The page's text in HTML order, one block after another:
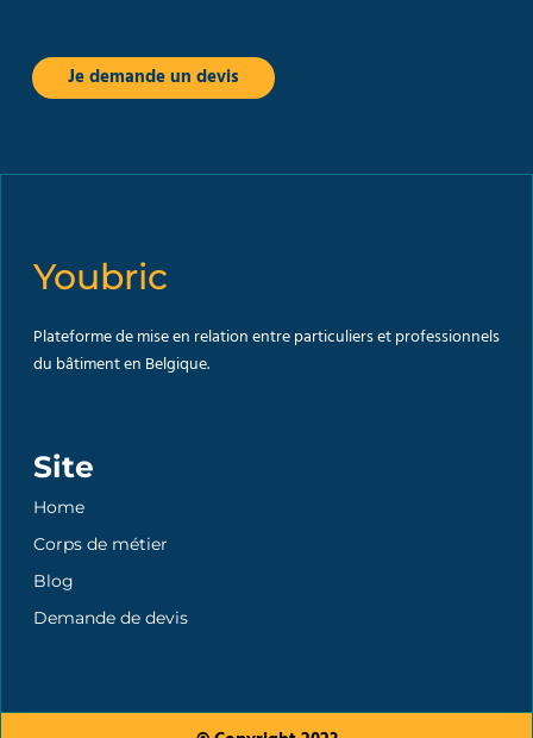
Je demande un devis
Youbric
Plateforme de mise en relation entre particuliers et professionnels
du bâtiment en Belgique.
Site
Home
Corps de métier
Blog
Demande de devis